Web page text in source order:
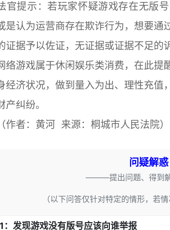
提示：若玩家怀疑游戏存在无版号
是认为运营商存在欺诈行为，想要通
证据予以佐证，无证据或证据不足的
游戏属于休闲娱乐类消费，在此提
经济状况，做到量入为出、理性充值
产纠纷。
者：黄河 来源：桐城市人民法院）
问疑解惑
———提出问题、得
（以下问答仅针对特定的情形，若
：发现游戏没有版号应该向谁举报